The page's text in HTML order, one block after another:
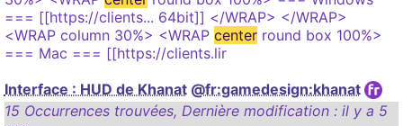
=== [[https://clients... 64bit]] </WRAP> </WRAP>
<WRAP column 30%> <WRAP centerround box 100%>
=== Mac === [[https://clients.lir
Interface : HUD de Khanat @fr:gamedesign:khanat
15 Occurrences trouvées, Dernière modification : il y a 5